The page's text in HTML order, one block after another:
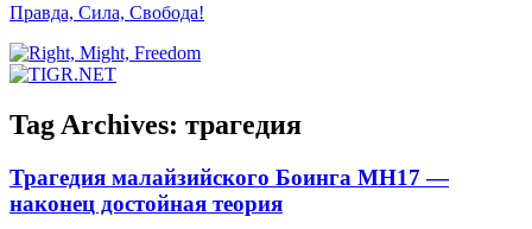
Правда, Сила, Свобода!
Tag Archives: трагедия
Трагедия малайзийского Боинга MH17 —
наконец достойная теория